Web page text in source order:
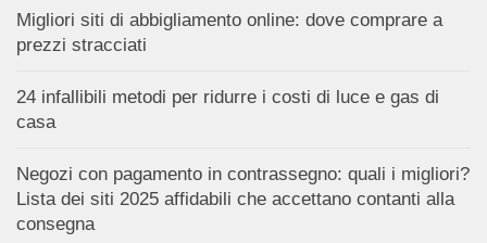
Migliori siti di abbigliamento online: dove comprare a
prezzi stracciati
24 infallibili metodi per ridurre i costi di luce e gas di
casa
Negozi con pagamento in contrassegno: quali i migliori?
Lista dei siti 2025 affidabili che accettano contanti alla
consegna